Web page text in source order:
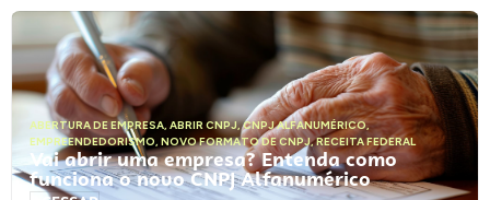
ABERTURA DE EMPRESA, ABRIR CNPJ,CNPJ ALFANUMÉRICO,
EMPREENDEDORISMO, NOVO FORMATO DE CNPJ,RECEITA FEDERAL
Vai abrir uma empresa? Entenda como
funciona o novo CNPJ Alfanumérico